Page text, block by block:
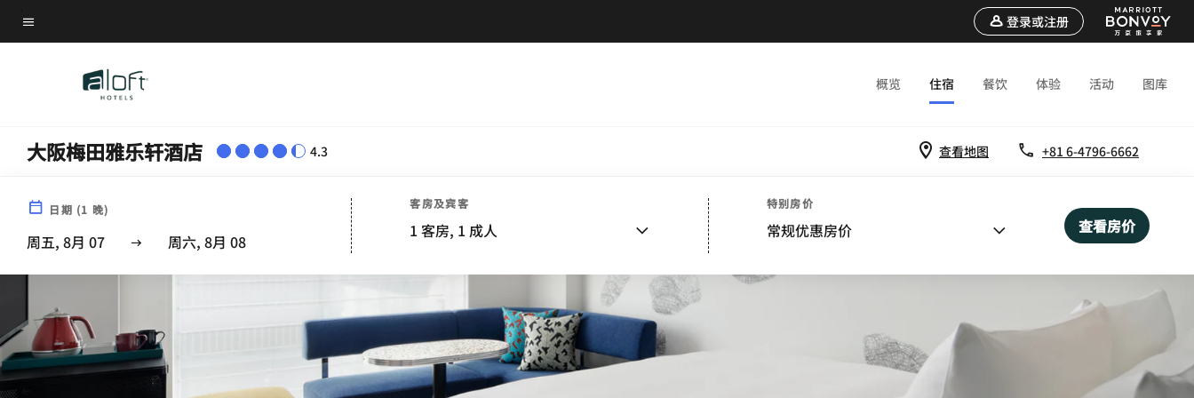
Skip
to菜单文本
登录或注册
概览 住宿 餐饮 体验 活动 图库
大阪梅田雅乐轩酒店 4.3 查看地图 +81 6-4796-6662
日期 (1 晚)
周五, 8月 07 周六, 8月 08
客房及宾客
1 客房, 1 成人
特别房价
常规优惠房价 查看房价